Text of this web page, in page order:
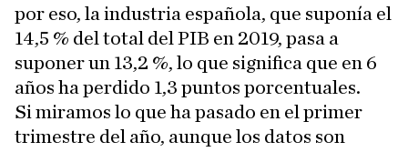
por eso, la industria española, que suponía el
14,5 % del total del PIB en 2019, pasa a
suponer un 13,2 %, lo que significa que en 6
años ha perdido 1,3 puntos porcentuales.
Si miramos lo que ha pasado en el primer
trimestre del año, aunque los datos son